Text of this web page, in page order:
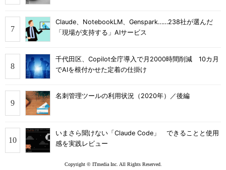
Claude、NotebookLM、Genspark……238社が選んだ
「現場が支持する」AIサービス
千代田区、Copilot全庁導入で月2000時間削減 10カ月
でAIを根付かせた定着の仕掛け
名刺管理ツールの利用状況（2020年）／後編
いまさら聞けない「Claude Code」 できることと使用
感を実践レビュー
Copyright © ITmedia Inc. All Rights Reserved.